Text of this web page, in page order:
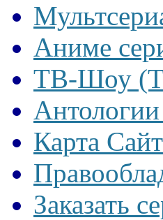
Аниме
ТВ-Шоу
Карта
Заказать